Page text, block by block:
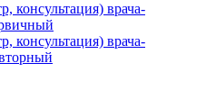
консультация) врача-
консультация) врача-